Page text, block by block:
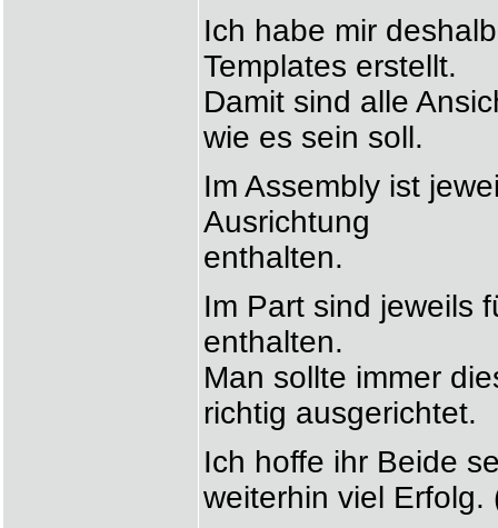
Ich habe mir
Templates erstellt.
Damit sind alle
wie es sein soll.
Im Assembly ist
Ausrichtung
enthalten.
Im Part sind jeweils
enthalten.
Man sollte immer
richtig ausgerichtet.
Ich hoffe ihr Beide
weiterhin viel Erfolg.